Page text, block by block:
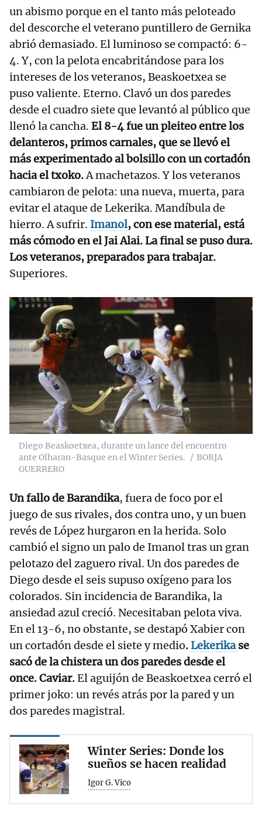
un abismo porque en el tanto más peloteado
del descorche el veterano puntillero de Gernika
abrió demasiado. El luminoso se compactó: 6-
4. Y, con la pelota encabritándose para los
intereses de los veteranos, Beaskoetxea se
puso valiente. Eterno. Clavó un dos paredes
desde el cuadro siete que levantó al público que
llenó la cancha. El 8-4 fue un pleiteo entre los
delanteros, primos carnales, que se llevó el
más experimentado al bolsillo con un cortadón
hacia el txoko.A machetazos. Y los veteranos
cambiaron de pelota: una nueva, muerta, para
evitar el ataque de Lekerika. Mandíbula de
hierro. A sufrir. Imanol, con ese material, está
más cómodo en el Jai Alai. La final se puso dura.
Los veteranos, preparados para trabajar.
Superiores.
Diego Beaskoetxea, durante un lance del encuentro
ante Olharan-Basque en el Winter Series.
BORJA
GUERRERO
Un fallo de Barandika, fuera de foco por el
juego de sus rivales, dos contra uno, y un buen
revés de López hurgaron en la herida. Solo
cambió el signo un palo de Imanol tras un gran
pelotazo del zaguero rival. Un dos paredes de
Diego desde el seis supuso oxígeno para los
colorados. Sin incidencia de Barandika, la
ansiedad azul creció. Necesitaban pelota viva.
En el 13-6, no obstante, se destapó Xabier con
un cortadón desde el siete y medio.Lekerikase
sacó de la chistera un dos paredes desde el
once. Caviar.El aguijón de Beaskoetxea cerró el
primer joko: un revés atrás por la pared y un
dos paredes magistral.
Winter Series: Donde los
sueños se hacen realidad
Igor G. Vico